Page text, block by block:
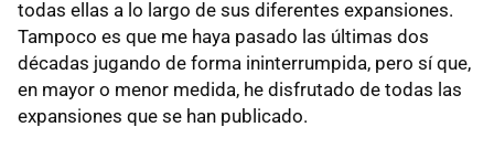
todas ellas a lo largo de sus diferentes expansiones.
Tampoco es que me haya pasado las últimas dos
décadas jugando de forma ininterrumpida, pero sí que,
en mayor o menor medida, he disfrutado de todas las
expansiones que se han publicado.